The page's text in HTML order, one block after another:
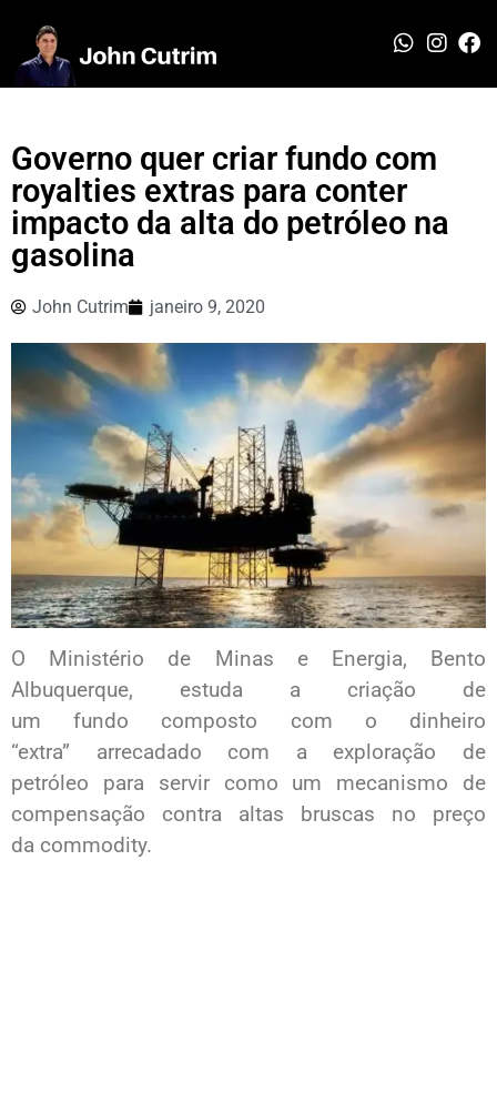
Governo quer criar fundo com
royalties extras para conter
impacto da alta do petróleo na
gasolina
John Cutrim janeiro 9, 2020
O Ministério de Minas e Energia, Bento
Albuquerque, estuda a criação de
um fundo composto com o dinheiro
“extra” arrecadado com a exploração de
petróleo para servir como um mecanismo de
compensação contra altas bruscas no preço
da commodity.